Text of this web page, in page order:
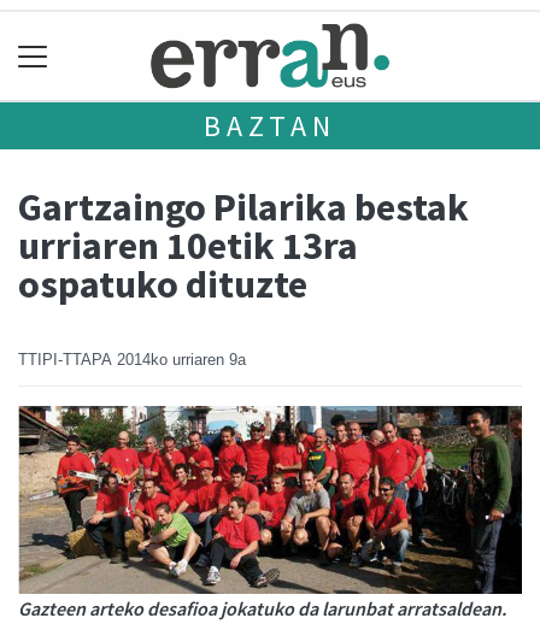
BAZTAN
Gartzaingo Pilarika bestak
urriaren 10etik 13ra
ospatuko dituzte
TTIPI-TTAPA 2014ko urriaren 9a
Gazteen arteko desafioa jokatuko da larunbat arratsaldean.